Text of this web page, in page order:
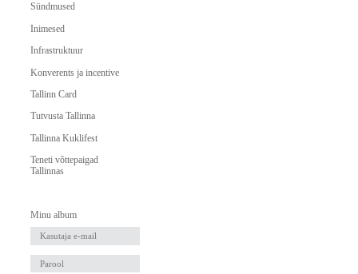
Sündmused
Inimesed
Infrastruktuur
Konverents ja incentive
Tallinn Card
Tutvusta Tallinna
Tallinna Kuklifest
Teneti võttepaigad
Tallinnas
Minu album